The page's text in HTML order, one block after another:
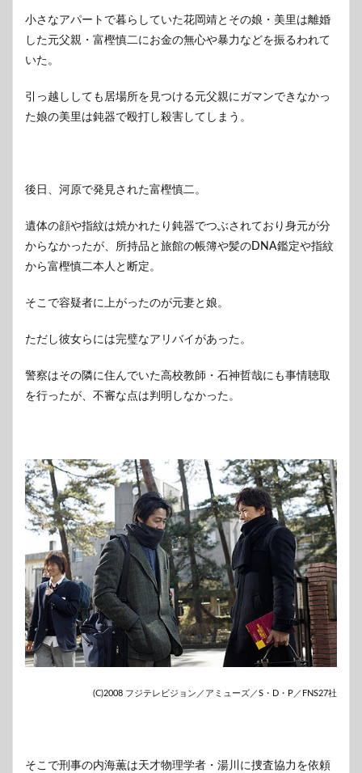
小さなアパートで暮らしていた花岡靖とその娘・美里は離婚
した元父親・富樫慎二にお金の無心や暴力などを振るわれて
いた。
引っ越ししても居場所を見つける元父親にガマンできなかっ
た娘の美里は鈍器で殴打し殺害してしまう。
後日、河原で発見された富樫慎二。
遺体の顔や指紋は焼かれたり鈍器でつぶされており身元が分
からなかったが、所持品と旅館の帳簿や髪のDNA鑑定や指紋
から富樫慎二本人と断定。
そこで容疑者に上がったのが元妻と娘。
ただし彼女らには完璧なアリバイがあった。
警察はその隣に住んでいた高校教師・石神哲哉にも事情聴取
を行ったが、不審な点は判明しなかった。
(C)2008 フジテレビジョン／アミューズ／S・D・P／FNS27社
そこで刑事の内海薫は天才物理学者・湯川に捜査協力を依頼